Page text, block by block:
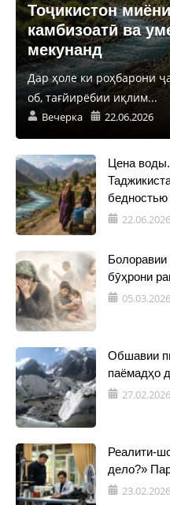
Тоҷикистон
камбизоатӣ ва
мекунанд
Дар ҳоле ки роҳбарони
об, тағйирёбии иқлим...
Вечерка 22.06.2026
Цена
22.06.2026
бӯҳрони
05.03.2026
Обшавии
паёмадҳо
27.02.2026
Реалити-
дело?»
23.02.2026